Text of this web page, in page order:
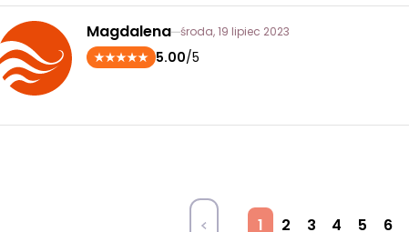
Magdalena środa, 19 lipiec 2023
5.00/5
1 2 3 4 5 6